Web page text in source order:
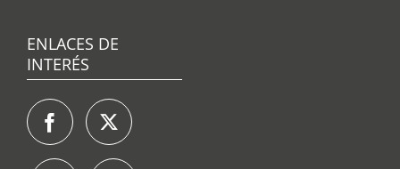
ENLACES DE
INTERÉS